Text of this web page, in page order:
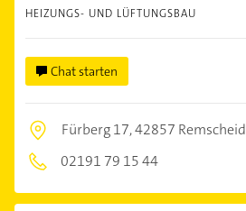
HEIZUNGS- UND LÜFTUNGSBAU
Chat starten
Fürberg 17,42857 Remscheid
02191 79 15 44